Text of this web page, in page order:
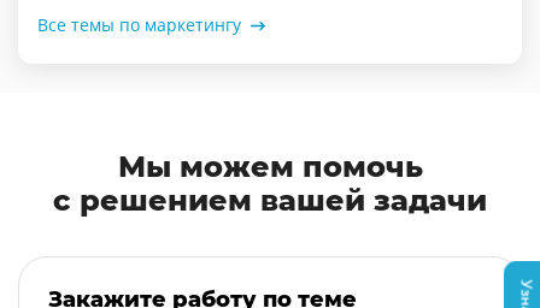
Все темы по маркетингу
Мы можем помочь
с решением вашей задачи
Закажите работу по теме